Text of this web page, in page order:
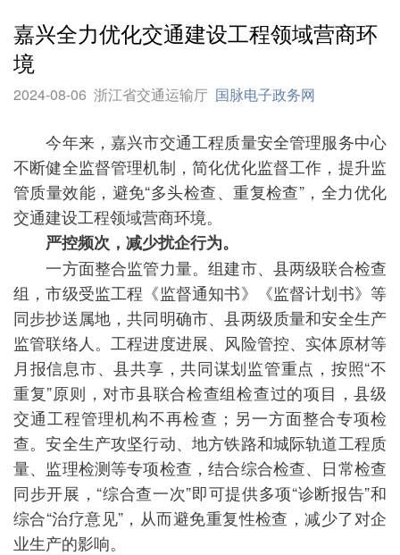
嘉兴全力优化交通建设工程领域营商环
境
2024-08-06 浙江省交通运输厅 国脉电子政务网
今年来，嘉兴市交通工程质量安全管理服务中心
不断健全监督管理机制，简化优化监督工作，提升监
管质量效能，避免“多头检查、重复检查”，全力优化
交通建设工程领域营商环境。
严控频次，减少扰企行为。
一方面整合监管力量。组建市、县两级联合检查
组，市级受监工程《监督通知书》《监督计划书》等
同步抄送属地，共同明确市、县两级质量和安全生产
监管联络人。工程进度进展、风险管控、实体原材等
月报信息市、县共享，共同谋划监管重点，按照“不
重复”原则，对市县联合检查组检查过的项目，县级
交通工程管理机构不再检查；另一方面整合专项检
查。安全生产攻坚行动、地方铁路和城际轨道工程质
量、监理检测等专项检查，结合综合检查、日常检查
同步开展，“综合查一次”即可提供多项“诊断报告”和
综合“治疗意见”，从而避免重复性检查，减少了对企
业生产的影响。